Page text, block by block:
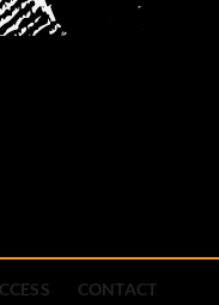
CONTACT